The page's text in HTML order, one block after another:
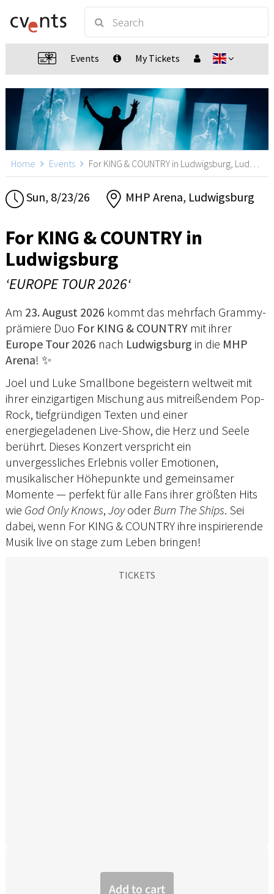
Events My Tickets
Home Events For KING & COUNTRY in Ludwigsburg, Ludwigsburg
Sun, 8/23/26 MHP Arena, Ludwigsburg
For KING & COUNTRY in
Ludwigsburg
‘EUROPE TOUR 2026‘
Am 23. August 2026 kommt das mehrfach Grammy-
prämiere Duo For KING & COUNTRY mit ihrer
Europe Tour 2026 nach Ludwigsburg in die MHP
Arena! ✨
Joel und Luke Smallbone begeistern weltweit mit
ihrer einzigartigen Mischung aus mitreißendem Pop-
Rock, tiefgründigen Texten und einer
energiegeladenen Live-Show, die Herz und Seele
berührt. Dieses Konzert verspricht ein
unvergessliches Erlebnis voller Emotionen,
musikalischer Höhepunkte und gemeinsamer
Momente — perfekt für alle Fans ihrer größten Hits
wie God Only Knows, Joyoder Burn The Ships. Sei
dabei, wenn For KING & COUNTRY ihre inspirierende
Musik live on stage zum Leben bringen!
TICKETS